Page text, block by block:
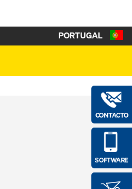
CONTACTO
SOFTWARE
PORTUGAL